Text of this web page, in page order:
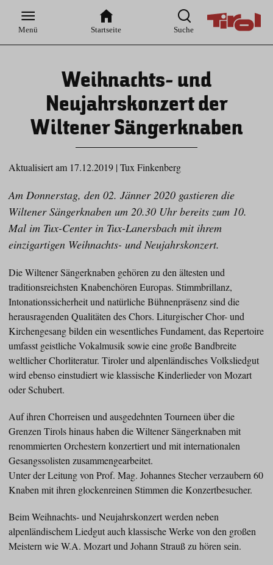
Hauptnavigation
Inhaltsbereich
Menü Startseite Suche
Weihnachts- und
Neujahrskonzert der
Wiltener Sängerknaben
Aktualisiert am 17.12.2019 | Tux Finkenberg
Am Donnerstag, den 02. Jänner 2020 gastieren die
Wiltener Sängerknaben um 20.30 Uhr bereits zum 10.
Mal im Tux-Center in Tux-Lanersbach mit ihrem
einzigartigen Weihnachts- und Neujahrskonzert.
Die Wiltener Sängerknaben gehören zu den ältesten und
traditionsreichsten Knabenchören Europas. Stimmbrillanz,
Intonationssicherheit und natürliche Bühnenpräsenz sind die
herausragenden Qualitäten des Chors. Liturgischer Chor- und
Kirchengesang bilden ein wesentliches Fundament, das Repertoire
umfasst geistliche Vokalmusik sowie eine große Bandbreite
weltlicher Chorliteratur. Tiroler und alpenländisches Volksliedgut
wird ebenso einstudiert wie klassische Kinderlieder von Mozart
oder Schubert.
Auf ihren Chorreisen und ausgedehnten Tourneen über die
Grenzen Tirols hinaus haben die Wiltener Sängerknaben mit
renommierten Orchestern konzertiert und mit internationalen
Gesangssolisten zusammengearbeitet.
Unter der Leitung von Prof. Mag. Johannes Stecher verzaubern 60
Knaben mit ihren glockenreinen Stimmen die Konzertbesucher.
Beim Weihnachts- und Neujahrskonzert werden neben
alpenländischem Liedgut auch klassische Werke von den großen
Meistern wie W.A. Mozart und Johann Strauß zu hören sein.